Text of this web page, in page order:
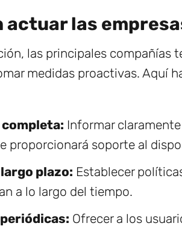
actuar las
las principales compañías
medidas proactivas. Aquí
Informar
proporcionará soporte al
plazo: Establecer
a lo largo del tiempo.
Ofrecer a los